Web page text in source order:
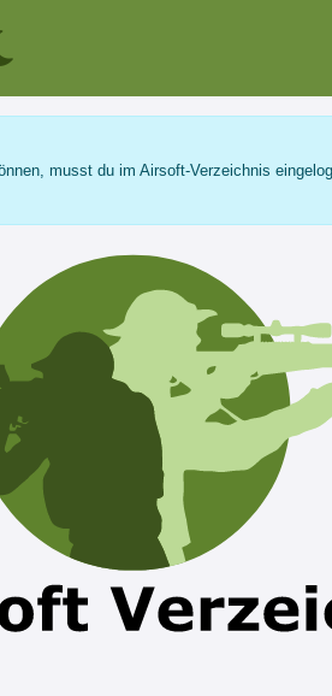
musst du im Airsoft-Verzeichnis